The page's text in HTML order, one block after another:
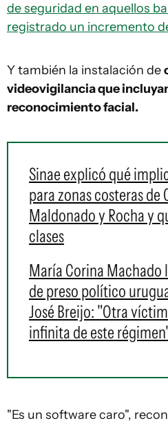
de seguridad en aquellos
registrado un incremento
Y también la instalación de
videovigilancia que
reconocimiento facial.
Sinae explicó qué
para zonas costeras de
Maldonado y Rocha y
clases
María Corina
de preso político
José Breijo: "Otra
infinita de este
"Es un software caro",